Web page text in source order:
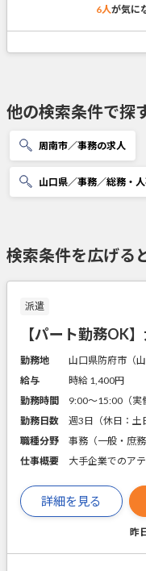
6人が気に
他の検索条件で探
周南市／事務の求人
山口県／事務／総務・
検索条件を広げる
派遣
【パート勤務OK
勤務地
山口県防府市（
給与
時給 1,400円
勤務時間
9:00～15:00（実
勤務日数
週3日（休日：土
職種分野
事務（一般・庶
仕事概要
大手企業でのア
詳細を見る
昨